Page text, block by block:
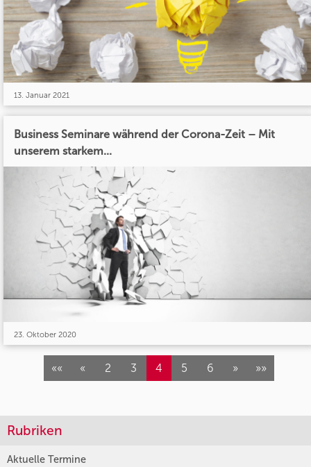
13. Januar 2021
Business Seminare während der Corona-Zeit – Mit
unserem starkem...
23. Oktober 2020
«« « 2 3 4 5 6 » »»
Rubriken
Aktuelle Termine